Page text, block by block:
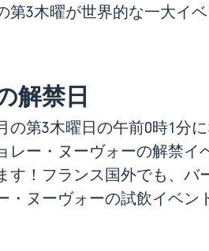
3木曜が世界的な一大イ
解禁日
第3木曜日の午前0時1分
ー・ヌーヴォーの解禁イ
！フランス国外でも、バ
ヌーヴォーの試飲イベン